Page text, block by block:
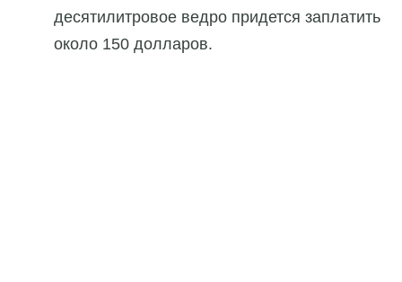
десятилитровое ведро придется заплатить
около 150 долларов.